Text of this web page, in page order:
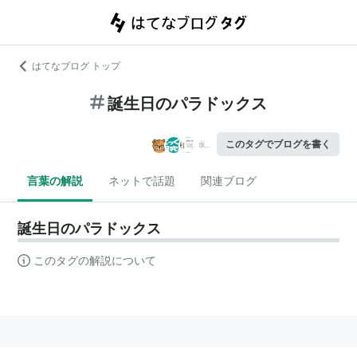
はてなブログ トップ
誕生日のパラドックス
このタグでブログを書く
言葉の解説 ネットで話題 関連ブログ
誕生日のパラドックス
このタグの解説について